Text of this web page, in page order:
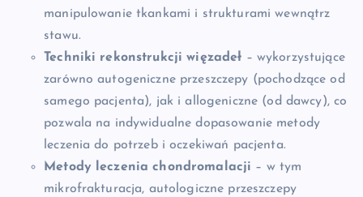
manipulowanie tkankami i strukturami wewnątrz
stawu.
Techniki rekonstrukcji więzadeł – wykorzystujące
zarówno autogeniczne przeszczepy (pochodzące od
samego pacjenta), jak i allogeniczne (od dawcy), co
pozwala na indywidualne dopasowanie metody
leczenia do potrzeb i oczekiwań pacjenta.
Metody leczenia chondromalacji – w tym
mikrofrakturacja, autologiczne przeszczepy